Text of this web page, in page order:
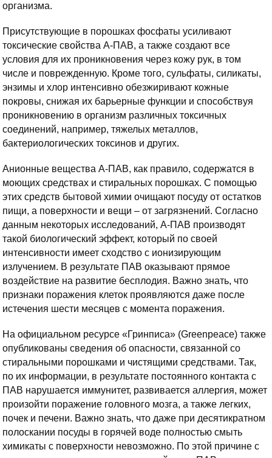
организма.
Присутствующие в порошках фосфаты усиливают
токсические свойства А-ПАВ, а также создают все
условия для их проникновения через кожу рук, в том
числе и поврежденную. Кроме того, сульфаты, силикаты,
энзимы и хлор интенсивно обезжиривают кожные
покровы, снижая их барьерные функции и способствуя
проникновению в организм различных токсичных
соединений, например, тяжелых металлов,
бактериологических токсинов и других.
Анионные вещества А-ПАВ, как правило, содержатся в
моющих средствах и стиральных порошках. С помощью
этих средств бытовой химии очищают посуду от остатков
пищи, а поверхности и вещи – от загрязнений. Согласно
данным некоторых исследований, А-ПАВ производят
такой биологический эффект, который по своей
интенсивности имеет сходство с ионизирующим
излучением. В результате ПАВ оказывают прямое
воздействие на развитие бесплодия. Важно знать, что
признаки поражения клеток проявляются даже после
истечения шести месяцев с момента поражения.
На официальном ресурсе «Гринписа» (Greenpeace) также
опубликованы сведения об опасности, связанной со
стиральными порошками и чистящими средствами. Так,
по их информации, в результате постоянного контакта с
ПАВ нарушается иммунитет, развивается аллергия, может
произойти поражение головного мозга, а также легких,
почек и печени. Важно знать, что даже при десятикратном
полоскании посуды в горячей воде полностью смыть
химикаты с поверхности невозможно. По этой причине с